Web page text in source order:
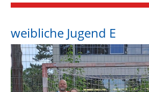
weibliche Jugend E